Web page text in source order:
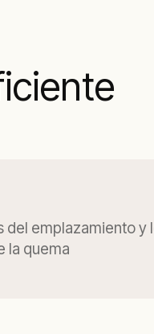
del emplazamiento y
la quema